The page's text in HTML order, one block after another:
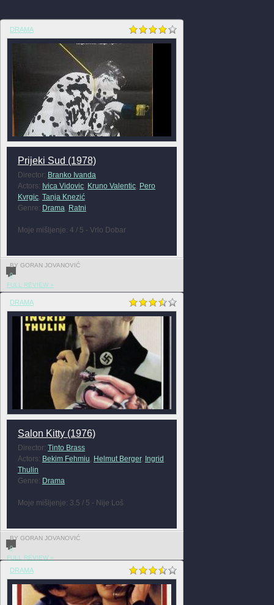
DRAMA
Prijeki Sud (1978)
Director: Branko Ivanda
Actors: Ivica Vidovic, Kruno Valentic, Pero
Kvrgic, Tanja Knezić
Genre: Drama, Ratni
Moje mišljenje: 4 / 5 - Vrlo Dobar
BY GORAN JOVANOVIĆ
0
FULL REVIEW »
DRAMA
Salon Kitty (1976)
Director: Tinto Brass
Actors: Bekim Fehmiu, Helmut Berger, Ingrid
Thulin
Genre: Drama
Moje mišljenje: 3.5 / 5 - Nije Loš
BY GORAN JOVANOVIĆ
0
FULL REVIEW »
DRAMA